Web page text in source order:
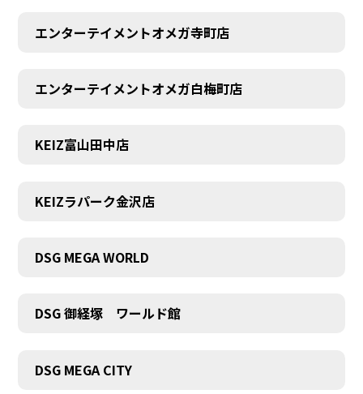
エンターテイメントオメガ寺町店
エンターテイメントオメガ白梅町店
KEIZ富山田中店
KEIZラパーク金沢店
DSG MEGA WORLD
DSG 御経塚 ワールド館
DSG MEGA CITY